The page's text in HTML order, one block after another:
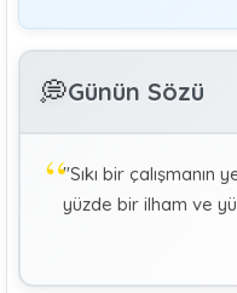
G
Özel Sağlık
K KÜBRA KOÇ
Uluslararası
💭Günün Sözü
"Sıkı bir
yüzde bir ilham ve